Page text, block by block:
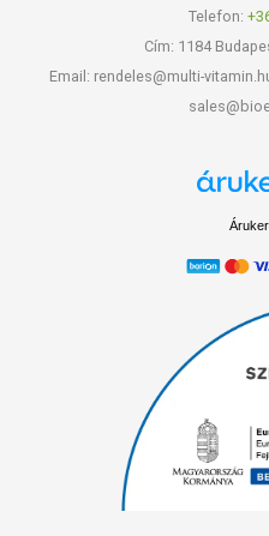
Telefon:
Cím: 1184
Email: rendeles@multi-